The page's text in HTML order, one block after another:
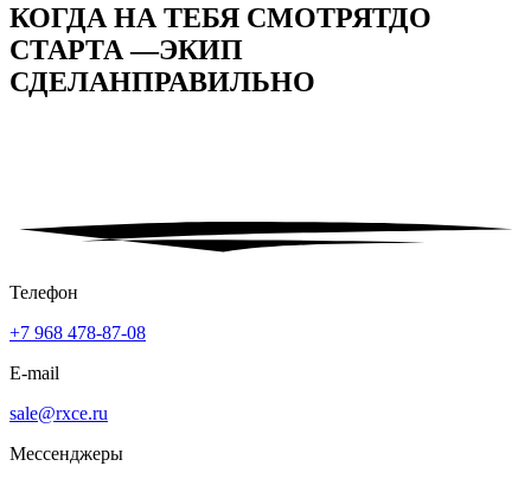
КОГДА НА ТЕБЯ СМОТРЯТДО
СТАРТА —ЭКИП
СДЕЛАНПРАВИЛЬНО
Телефон
+7 968 478-87-08
E-mail
sale@rxce.ru
Мессенджеры